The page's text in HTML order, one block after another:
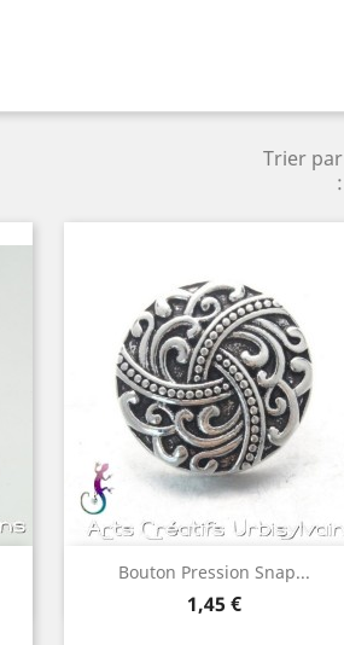
Trier par
:
Bouton Pression Snap...
Prix
1,45 €
Aperçu rapide